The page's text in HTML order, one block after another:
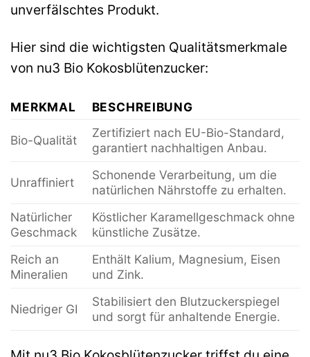
unverfälschtes Produkt.
Hier sind die wichtigsten Qualitätsmerkmale
von nu3 Bio Kokosblütenzucker:
MERKMAL BESCHREIBUNG
Bio-Qualität
Zertifiziert nach EU-Bio-Standard,
garantiert nachhaltigen Anbau.
Unraffiniert
Schonende Verarbeitung, um die
natürlichen Nährstoffe zu erhalten.
Natürlicher
Geschmack
Köstlicher Karamellgeschmack ohne
künstliche Zusätze.
Reich an
Mineralien
Enthält Kalium, Magnesium, Eisen
und Zink.
Niedriger GI
Stabilisiert den Blutzuckerspiegel
und sorgt für anhaltende Energie.